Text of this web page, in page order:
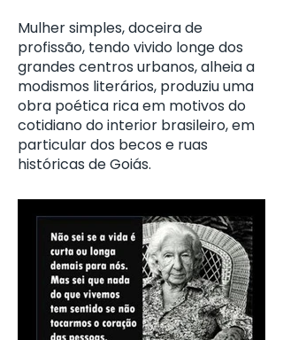
Mulher simples, doceira de
profissão, tendo vivido longe dos
grandes centros urbanos, alheia a
modismos literários, produziu uma
obra poética rica em motivos do
cotidiano do interior brasileiro, em
particular dos becos e ruas
históricas de Goiás.